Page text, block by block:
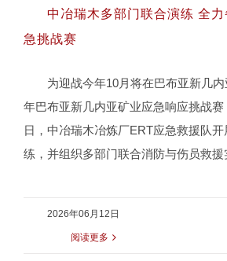
中冶瑞木多部门联合演练
业应急挑战赛
中冶瑞木多部门联合演练 全
急挑战赛
为迎战今年10月将在巴布亚新几
年巴布亚新几内亚矿业应急响应挑战赛
日，中冶瑞木冶炼厂ERT应急救援队开
练，并组织多部门联合消防与伤员救援
2026年06月12日
阅读更多